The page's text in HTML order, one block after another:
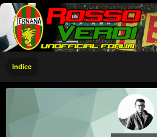
Indice